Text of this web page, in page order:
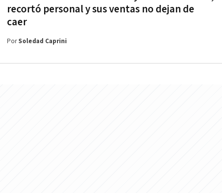
recortó personal y sus ventas no dejan de
caer
PorSoledad Caprini